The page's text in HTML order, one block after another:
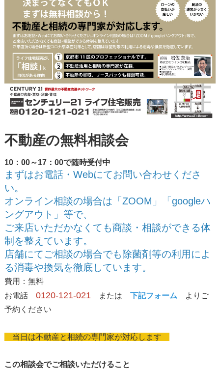
不動産の無料相談会
10：00～17：00で随時受付中
まずはお電話・Webにてお問い合わせくださ
い。
オンライン相談の場合は「ZOOM」「googleハ
ングアウト」等で、
ご来店いただかなくても商談・相談ができる体
制を整えています。
店舗にてご相談の場合でも除菌剤等の利用によ
る消毒や換気を徹底しています。
費用：無料
お電話 0120-121-021 または 下記フォーム よりご
予約ください
当日は不動産と相続の専門家が対応します
この相談会でご相談いただけること